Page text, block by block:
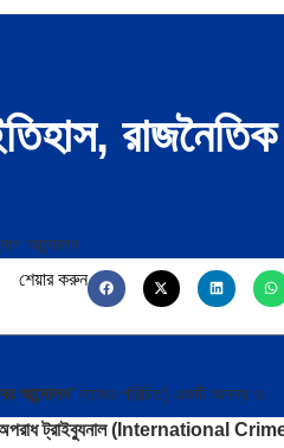
শেয়ার করুন
আন্দোলন’ নামেও পরিচিত) একটি অনন্য ও
অপরাধ ট্রাইব্যুনাল (International